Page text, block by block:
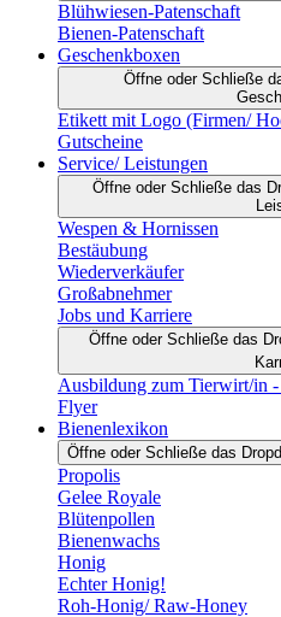
Blühwiesen-Patenschaft
Bienen-Patenschaft
Geschenkboxen
Öffne oder Schließe
Etikett mit Logo (Firmen/
Gutscheine
Service/ Leistungen
Öffne oder Schließe das
Wespen & Hornissen
Bestäubung
Wiederverkäufer
Großabnehmer
Jobs und Karriere
Öffne oder Schließe das
Ausbildung zum Tierwirt/in
Flyer
Bienenlexikon
Öffne oder Schließe das
Propolis
Gelee Royale
Blütenpollen
Bienenwachs
Honig
Echter Honig!
Roh-Honig/ Raw-Honey